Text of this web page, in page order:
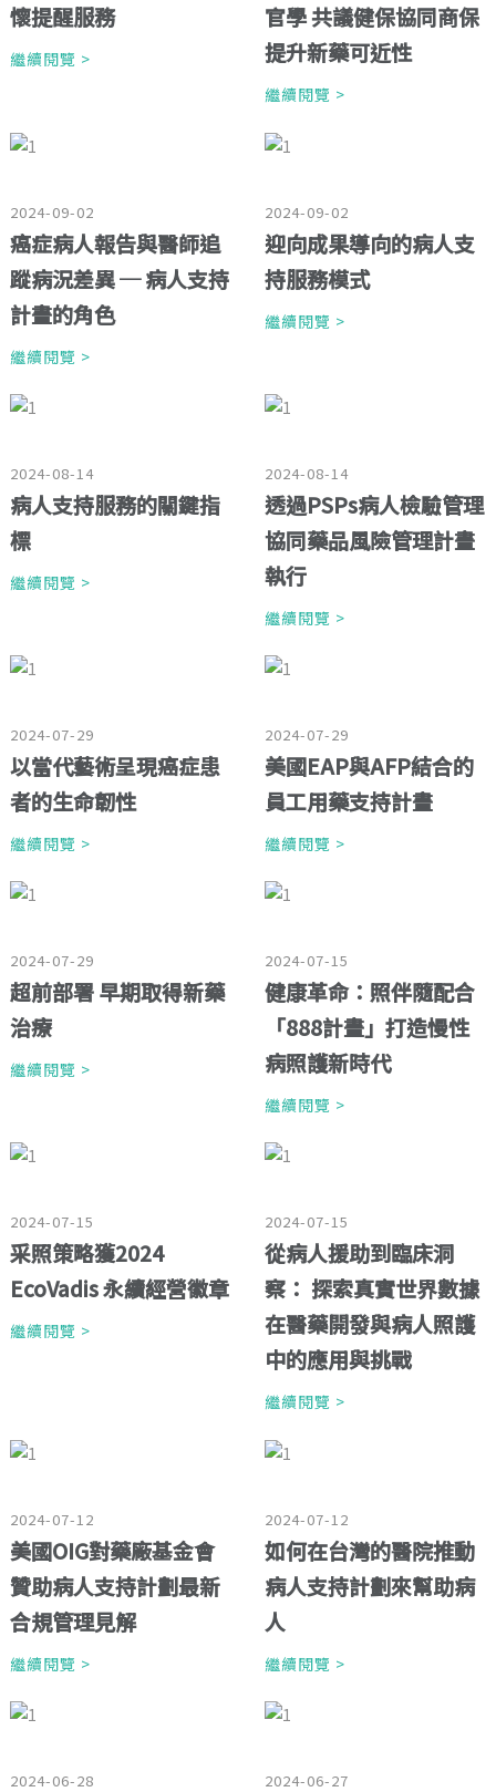
懷提醒服務
繼續閱覽 >
官學 共議健保協同商保
提升新藥可近性
繼續閱覽 >
2024-09-02
癌症病人報告與醫師追
蹤病況差異 ─ 病人支持
計畫的角色
繼續閱覽 >
2024-09-02
迎向成果導向的病人支
持服務模式
繼續閱覽 >
2024-08-14
病人支持服務的關鍵指
標
繼續閱覽 >
2024-08-14
透過PSPs病人檢驗管理
協同藥品風險管理計畫
執行
繼續閱覽 >
2024-07-29
以當代藝術呈現癌症患
者的生命韌性
繼續閱覽 >
2024-07-29
美國EAP與AFP結合的
員工用藥支持計畫
繼續閱覽 >
2024-07-29
超前部署 早期取得新藥
治療
繼續閱覽 >
2024-07-15
健康革命：照伴隨配合
「888計畫」打造慢性
病照護新時代
繼續閱覽 >
2024-07-15
采照策略獲2024
EcoVadis 永續經營徽章
繼續閱覽 >
2024-07-15
從病人援助到臨床洞
察： 探索真實世界數據
在醫藥開發與病人照護
中的應用與挑戰
繼續閱覽 >
2024-07-12
美國OIG對藥廠基金會
贊助病人支持計劃最新
合規管理見解
繼續閱覽 >
2024-07-12
如何在台灣的醫院推動
病人支持計劃來幫助病
人
繼續閱覽 >
2024-06-28 2024-06-27